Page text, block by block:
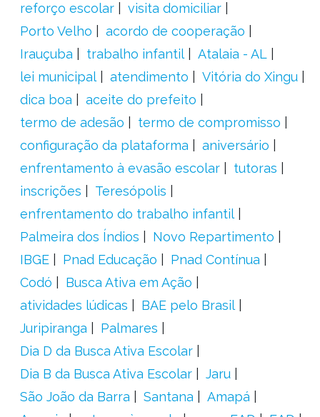
reforço escolar
visita domiciliar
Porto Velho
acordo de cooperação
Irauçuba
trabalho infantil
Atalaia - AL
lei municipal
atendimento
Vitória do Xingu
dica boa
aceite do prefeito
termo de adesão
termo de compromisso
configuração da plataforma
aniversário
enfrentamento à evasão escolar
tutoras
inscrições
Teresópolis
enfrentamento do trabalho infantil
Palmeira dos Índios
Novo Repartimento
IBGE
Pnad Educação
Pnad Contínua
Codó
Busca Ativa em Ação
atividades lúdicas
BAE pelo Brasil
Juripiranga
Palmares
Dia D da Busca Ativa Escolar
Dia B da Busca Ativa Escolar
Jaru
São João da Barra
Santana
Amapá